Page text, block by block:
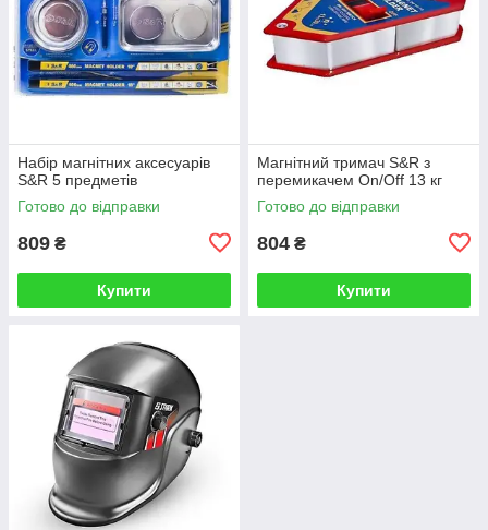
Набір магнітних аксесуарів
S&R 5 предметів
Готово до відправки
809 ₴
Купити
Магнітний тримач S&R з
перемикачем On/Off 13 кг
Готово до відправки
804 ₴
Купити